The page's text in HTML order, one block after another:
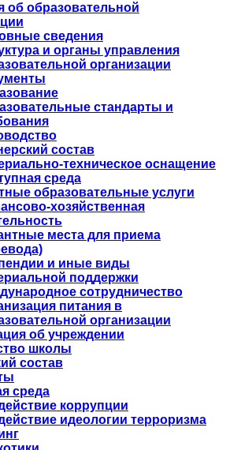
об образовательной
сведения
и органы управления
организации
стандарты и
состав
техническое оснащение
среда
образовательные услуги
хозяйственная
места для приема
и иные виды
поддержки
сотрудничество
питания в
организации
об учреждении
школы
состав
среда
коррупции
идеологии терроризма